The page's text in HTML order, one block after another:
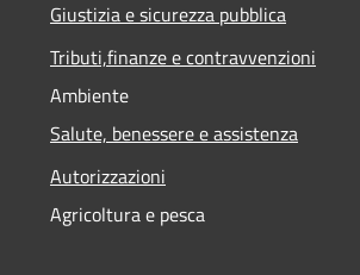
Giustizia e sicurezza pubblica
Tributi,finanze e contravvenzioni
Ambiente
Salute, benessere e assistenza
Autorizzazioni
Agricoltura e pesca